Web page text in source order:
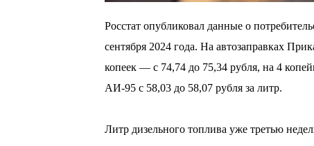
Росстат опубликовал данные о
сентября 2024 года. На автозаправках
копеек — с 74,74 до 75,34 рубля, на 4
АИ-95 с 58,03 до 58,07 рубля за литр.
Литр дизельного топлива уже третью